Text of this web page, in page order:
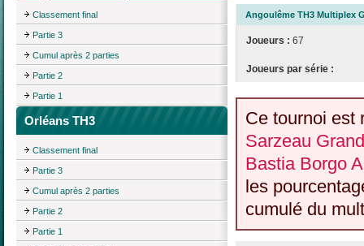
Classement final
Partie 3
Cumul après 2 parties
Partie 2
Partie 1
Orléans TH3
Classement final
Partie 3
Cumul après 2 parties
Partie 2
Partie 1
Angoulême TH3 Multiplex
Joueurs : 67
Joueurs par série :
Ce tournoi est
Sarzeau
Bastia Borgo
les
cumulé du